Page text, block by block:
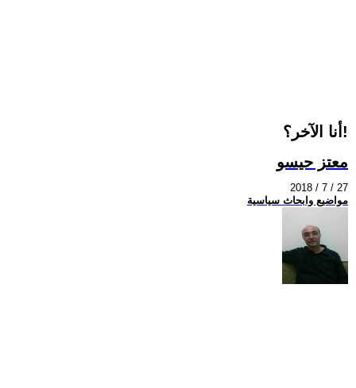
أنا الآخر؟!
معتز حيسو
2018 / 7 / 27
مواضيع وابحاث سياسية